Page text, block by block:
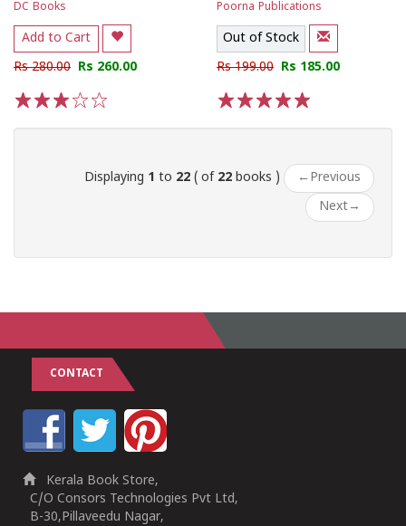
DC Books
Add to Cart
Rs 280.00 Rs 260.00
Poorna Publications
Out of Stock
Rs 199.00 Rs 185.00
Displaying 1 to 22 ( of 22 books ) ← Previous
Next→
CONTACT
Kerala Book Store,
C/O Consors Technologies Pvt Ltd,
B-30,Pillaveedu Nagar,